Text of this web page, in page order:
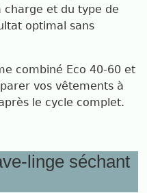
charge et du type de
optimal sans
combiné Eco 40-60 et
vos vêtements à
le cycle complet.
linge séchant